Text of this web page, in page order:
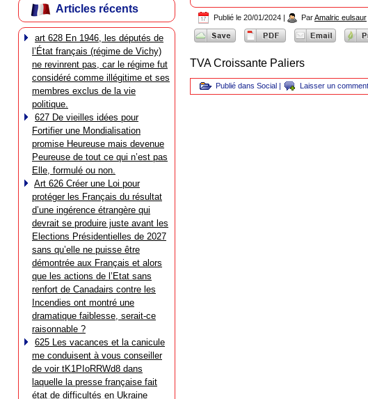
Articles récents
art 628 En 1946, les députés de
l’État français (régime de Vichy)
ne revinrent pas, car le régime fut
considéré comme illégitime et ses
membres exclus de la vie
politique.
627 De vieilles idées pour
Fortifier une Mondialisation
promise Heureuse mais devenue
Peureuse de tout ce qui n’est pas
Elle, formulé ou non.
Art 626 Créer une Loi pour
protéger les Français du résultat
d’une ingérence étrangère qui
devrait se produire juste avant les
Elections Présidentielles de 2027
sans qu’elle ne puisse être
démontrée aux Français et alors
que les actions de l’Etat sans
renfort de Canadairs contre les
Incendies ont montré une
dramatique faiblesse, serait-ce
raisonnable ?
625 Les vacances et la canicule
me conduisent à vous conseiller
de voir tK1PIoRRWd8 dans
laquelle la presse française fait
état de difficultés en Ukraine
Publié le 20/01/2024 | ParAmalric eulsaur
TVA Croissante Paliers
Publié dans Social | Laisser un